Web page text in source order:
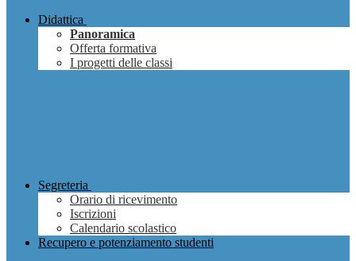
Didattica
Panoramica
Offerta formativa
I progetti delle classi
Segreteria
Orario di ricevimento
Iscrizioni
Calendario scolastico
Recupero e potenziamento studenti